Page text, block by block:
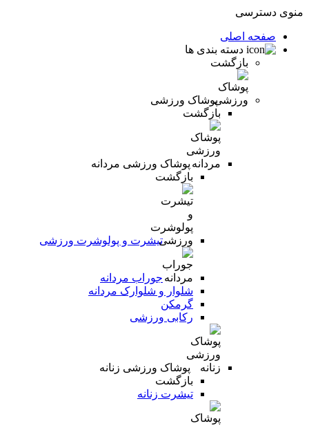
منوی دسترسی
صفحه اصلی
دسته بندی ها
بازگشت
پوشاک ورزشی
بازگشت
پوشاک ورزشی مردانه
بازگشت
تیشرت و پولوشرت ورزشی
جوراب مردانه
شلوار و شلوارک مردانه
گرمکن
رکابی ورزشی
پوشاک ورزشی زنانه
بازگشت
تیشرت زنانه